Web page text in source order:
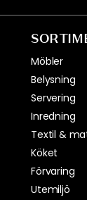
Möbler
Belysning
Servering
Inredning
Textil &
Köket
Förvaring
Utemiljö